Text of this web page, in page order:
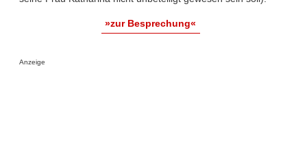
»zur Besprechung«
Anzeige